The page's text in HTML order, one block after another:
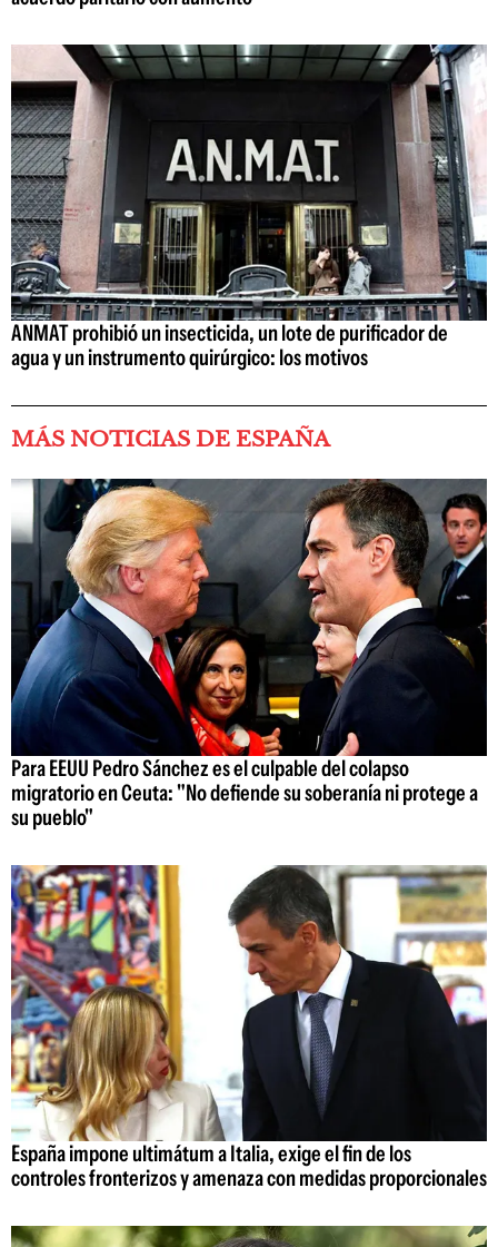
ANMAT prohibió un insecticida, un lote de purificador de
agua y un instrumento quirúrgico: los motivos
MÁS NOTICIAS DE ESPAÑA
Para EEUU Pedro Sánchez es el culpable del colapso
migratorio en Ceuta: "No defiende su soberanía ni protege a
su pueblo"
España impone ultimátum a Italia, exige el fin de los
controles fronterizos y amenaza con medidas proporcionales